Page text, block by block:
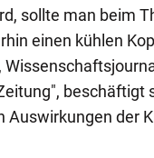
sollte man beim
einen kühlen
beschäftigt
Auswirkungen der